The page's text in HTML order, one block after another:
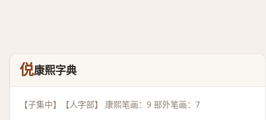
侻康熙字典
【子集中】【人字部】 康熙笔画：9 部外笔画：7